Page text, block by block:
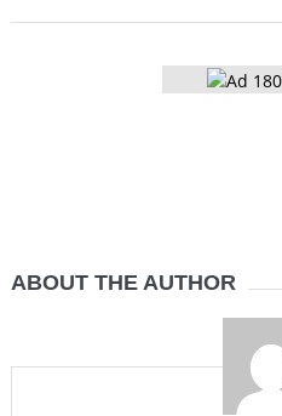
ABOUT THE AUTHOR